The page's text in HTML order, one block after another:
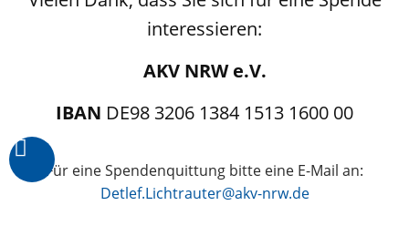
interessieren:
AKV NRW e.V.
IBAN DE98 3206 1384 1513 1600 00
Für eine Spendenquittung bitte eine E-Mail an:
Detlef.Lichtrauter@akv-nrw.de